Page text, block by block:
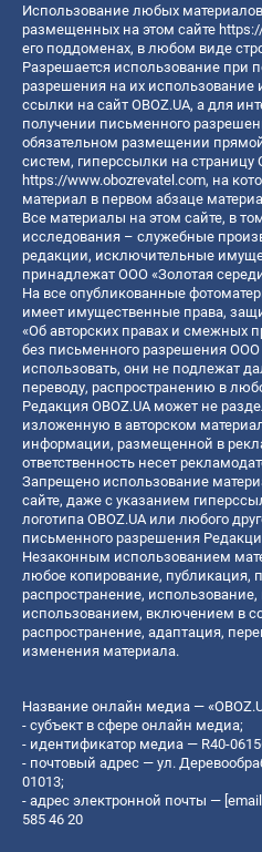
Использование любых
размещенных на этом сайте
его поддоменах, в любом виде
Разрешается использование при
разрешения на их использование
ссылки на сайт OBOZ.UA, а для
получении письменного
обязательном размещении
систем, гиперссылки на страницу
https://www.obozrevatel.com, на
материал в первом абзаце
Все материалы на этом сайте, в
исследования – служебные
редакции, исключительные
принадлежат ООО «Золотая
На все опубликованные
имеет имущественные права,
«Об авторских правах и смежных
без письменного разрешения ООО
использовать, они не подлежат
переводу, распространению в
Редакция OBOZ.UA может не
изложенную в авторском
информации, размещенной в
ответственность несет
Запрещено использование
сайте, даже с указанием
логотипа OBOZ.UA или любого
письменного разрешения
Незаконным использованием
любое копирование, публикация,
распространение, использование,
использованием, включением в
распространение, адаптация,
изменения материала.
Название онлайн медиа —
- субъект в сфере онлайн медиа;
- идентификатор медиа — R40-
- почтовый адрес — ул.
01013;
- адрес электронной почты —
585 46 20